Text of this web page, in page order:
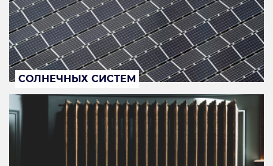
СОЛНЕЧНЫХ СИСТЕМ